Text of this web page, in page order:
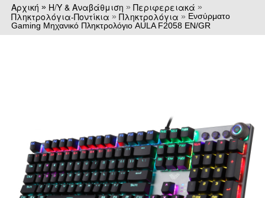
Αρχική » Η/Υ & Αναβάθμιση » Περιφερειακά »
Πληκτρολόγια-Ποντίκια » Πληκτρολόγια » Ενσύρματο
Gaming Μηχανικό Πληκτρολόγιο AULA F2058 EN/GR